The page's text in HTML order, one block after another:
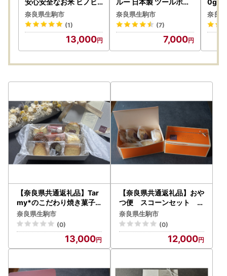
安心安全なお米 ヒノヒ
カリ 令和７年産 5kg
奈良県生駒市
(1)
13,000
ルー 日本製 ツールボッ
クス 道具箱 軽量 耐久性
対候性 ボックス 収納 頑
丈 マイバスケット 持ち
運び アウトドア キャン
プ 釣り 片付け メンテナ
奈良県生駒市
(7)
7,000
0g（
紅茶
約20
ンド
本格
奈良
【奈良県共通返礼品】Tar
my*のこだわり焼き菓子
詰合せ
奈良県生駒市
(0)
13,000
【奈良県共通返礼品】おや
つ便 スコーンセット 6
個入
奈良県生駒市
(0)
12,000